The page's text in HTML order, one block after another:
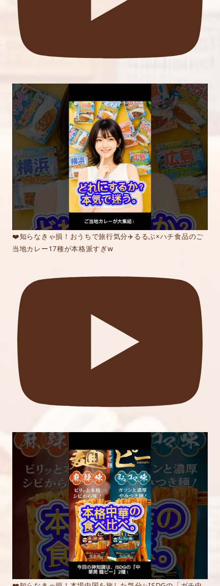
❤️知らなきゃ損！おうちで旅行気分✈️るるぶ×ハチ食品のご
当地カレー17種が本格派すぎw